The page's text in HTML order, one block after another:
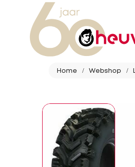
Home Webshop